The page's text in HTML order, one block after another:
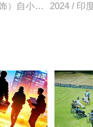
姐姐白羽一同长大
）自小父母离异，
2024 / 印